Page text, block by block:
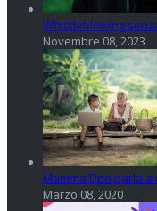
Whistleblowing
Novembre 08, 2023
Mamma Dpo parla
Marzo 08, 2020